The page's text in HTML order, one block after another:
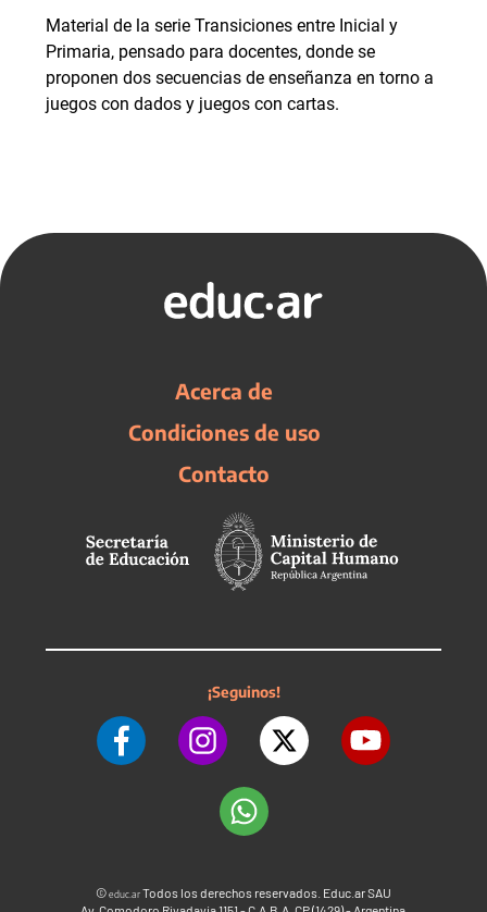
Material de la serie Transiciones entre Inicial y
Primaria, pensado para docentes, donde se
proponen dos secuencias de enseñanza en torno a
juegos con dados y juegos con cartas.
Acerca de
Condiciones de uso
Contacto
¡Seguinos!
©educ.arTodos los derechos reservados. Educ.ar SAU